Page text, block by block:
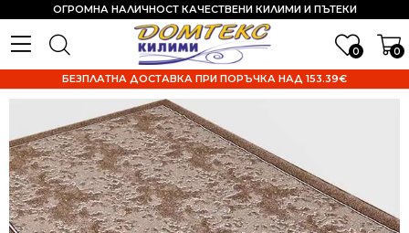
0 0
ОГРОМНА НАЛИЧНОСТ КАЧЕСТВЕНИ КИЛИМИ И ПЪТЕКИ
БЕЗПЛАТНА ДОСТАВКА ПРИ ПОРЪЧКА НАД 153.39€